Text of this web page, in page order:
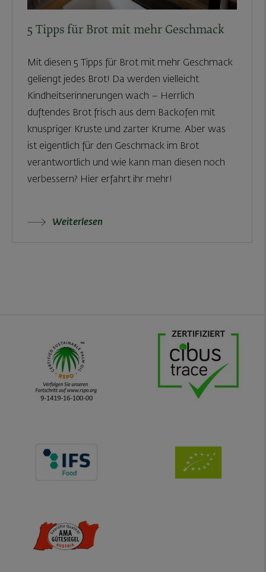
5 Tipps für Brot mit mehr Geschmack
Mit diesen 5 Tipps für Brot mit mehr Geschmack
geliengt jedes Brot! Da werden vielleicht
Kindheitserinnerungen wach – Herrlich
duftendes Brot frisch aus dem Backofen mit
knuspriger Kruste und zarter Krume. Aber was
ist eigentlich für den Geschmack im Brot
verantwortlich und wie kann man diesen noch
verbessern? Hier erfahrt ihr mehr!
Weiterlesen